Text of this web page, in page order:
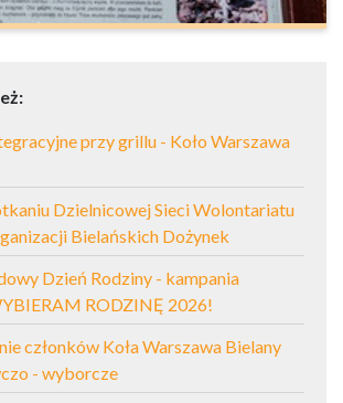
przy grillu - Koło Warszawa
Dzielnicowej Sieci Wolontariatu
Bielańskich Dożynek
Dzień Rodziny - kampania
RODZINĘ 2026!
członków Koła Warszawa Bielany
- wyborcze